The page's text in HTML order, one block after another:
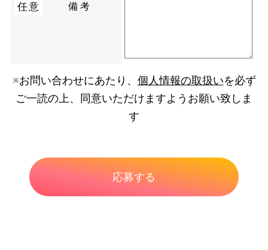
任意 備考
※お問い合わせにあたり、 個人情報の取扱いを必ず
ご一読の上、同意いただけますようお願い致しま
す